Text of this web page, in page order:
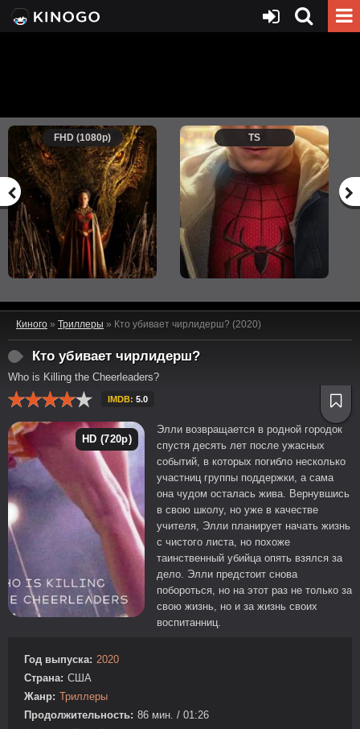
FHD (1080p) TS
Киного » Триллеры » Кто убивает чирлидерш? (2020)
Кто убивает чирлидерш?
Who is Killing the Cheerleaders?
IMDB: 5.0
HD (720p)
Элли возвращается в родной городок
спустя десять лет после ужасных
событий, в которых погибло несколько
участниц группы поддержки, а сама
она чудом осталась жива. Вернувшись
в свою школу, но уже в качестве
учителя, Элли планирует начать жизнь
с чистого листа, но похоже
таинственный убийца опять взялся за
дело. Элли предстоит снова
побороться, но на этот раз не только за
свою жизнь, но и за жизнь своих
воспитанниц.
Год выпуска: 2020
Страна: США
Жанр: Триллеры
Продолжительность: 86 мин. / 01:26